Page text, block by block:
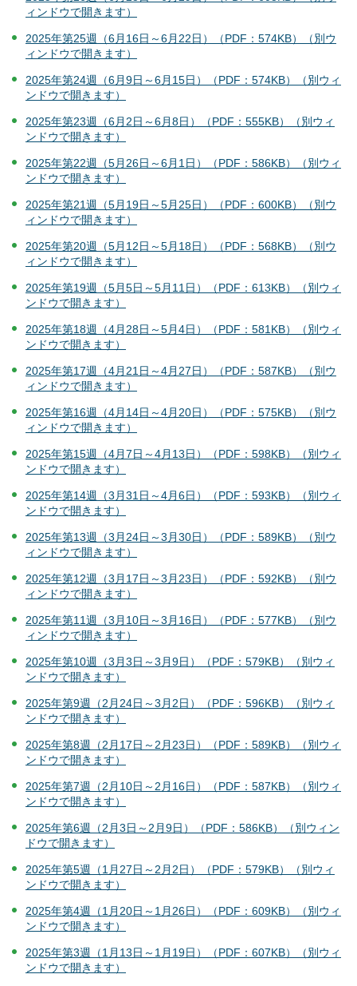
ィンドウで開きます）
2025年第25週（6月16日～6月22日）（PDF：574KB）（別ウ
ィンドウで開きます）
2025年第24週（6月9日～6月15日）（PDF：574KB）（別ウィ
ンドウで開きます）
2025年第23週（6月2日～6月8日）（PDF：555KB）（別ウィ
ンドウで開きます）
2025年第22週（5月26日～6月1日）（PDF：586KB）（別ウィ
ンドウで開きます）
2025年第21週（5月19日～5月25日）（PDF：600KB）（別ウ
ィンドウで開きます）
2025年第20週（5月12日～5月18日）（PDF：568KB）（別ウ
ィンドウで開きます）
2025年第19週（5月5日～5月11日）（PDF：613KB）（別ウィ
ンドウで開きます）
2025年第18週（4月28日～5月4日）（PDF：581KB）（別ウィ
ンドウで開きます）
2025年第17週（4月21日～4月27日）（PDF：587KB）（別ウ
ィンドウで開きます）
2025年第16週（4月14日～4月20日）（PDF：575KB）（別ウ
ィンドウで開きます）
2025年第15週（4月7日～4月13日）（PDF：598KB）（別ウィ
ンドウで開きます）
2025年第14週（3月31日～4月6日）（PDF：593KB）（別ウィ
ンドウで開きます）
2025年第13週（3月24日～3月30日）（PDF：589KB）（別ウ
ィンドウで開きます）
2025年第12週（3月17日～3月23日）（PDF：592KB）（別ウ
ィンドウで開きます）
2025年第11週（3月10日～3月16日）（PDF：577KB）（別ウ
ィンドウで開きます）
2025年第10週（3月3日～3月9日）（PDF：579KB）（別ウィ
ンドウで開きます）
2025年第9週（2月24日～3月2日）（PDF：596KB）（別ウィ
ンドウで開きます）
2025年第8週（2月17日～2月23日）（PDF：589KB）（別ウィ
ンドウで開きます）
2025年第7週（2月10日～2月16日）（PDF：587KB）（別ウィ
ンドウで開きます）
2025年第6週（2月3日～2月9日）（PDF：586KB）（別ウィン
ドウで開きます）
2025年第5週（1月27日～2月2日）（PDF：579KB）（別ウィ
ンドウで開きます）
2025年第4週（1月20日～1月26日）（PDF：609KB）（別ウィ
ンドウで開きます）
2025年第3週（1月13日～1月19日）（PDF：607KB）（別ウィ
ンドウで開きます）